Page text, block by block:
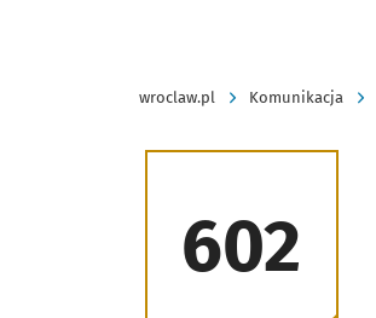
wroclaw.pl Komunikacja
602